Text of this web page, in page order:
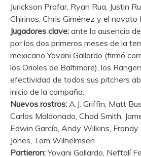
Jurickson Profar, Ryan Rua, Justin
Chirinos, Chris Giménez y el novato
Jugadores clave: ante la ausencia
por los dos primeros meses de la
mexicano Yovani Gallardo (firmó
los Orioles de Baltimore), los
efectividad de todos sus pitchers
inicio de la campaña.
Nuevos rostros: A.J. Griffin, Matt
Carlos Maldonado, Chad Smith,
Edwin García, Andy Wilkins, Frandy
Jones, Tom Wilhelmsen
Partieron:Yovani Gallardo, Neftalí